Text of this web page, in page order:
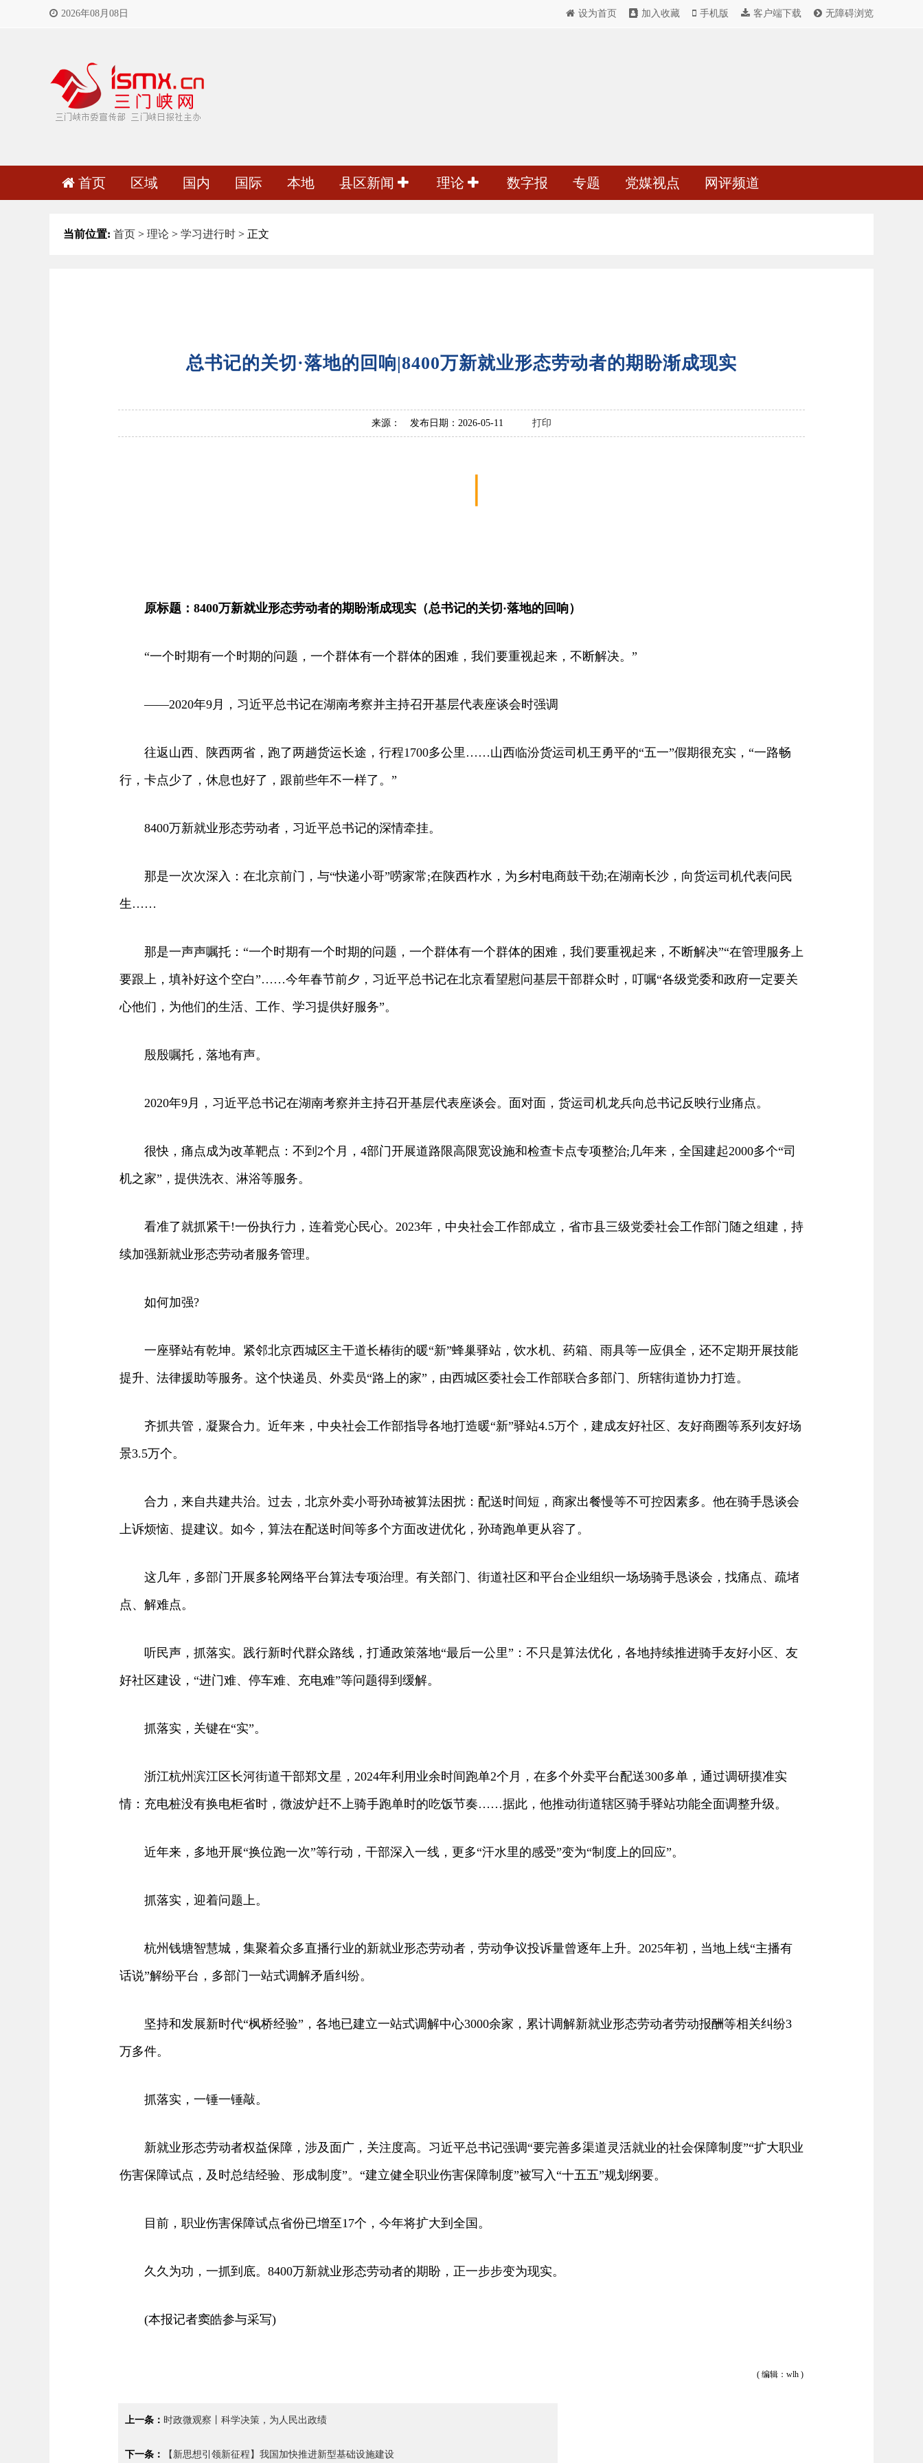
2026年08月08日 设为首页 加入收藏 手机版 客户端下载 无障碍浏览
首页 区域 国内 国际 本地 县区新闻 理论 数字报 专题 党媒视点 网评频道
当前位置: 首页 > 理论 > 学习进行时 > 正文
总书记的关切·落地的回响|8400万新就业形态劳动者的期盼渐成现实
来源： 发布日期：2026-05-11 打印
原标题：8400万新就业形态劳动者的期盼渐成现实（总书记的关切·落地的回响）
“一个时期有一个时期的问题，一个群体有一个群体的困难，我们要重视起来，不断解决。”
——2020年9月，习近平总书记在湖南考察并主持召开基层代表座谈会时强调
往返山西、陕西两省，跑了两趟货运长途，行程1700多公里……山西临汾货运司机王勇平的“五一”假期很充实，“一路畅
行，卡点少了，休息也好了，跟前些年不一样了。”
8400万新就业形态劳动者，习近平总书记的深情牵挂。
那是一次次深入：在北京前门，与“快递小哥”唠家常;在陕西柞水，为乡村电商鼓干劲;在湖南长沙，向货运司机代表问民
生……
那是一声声嘱托：“一个时期有一个时期的问题，一个群体有一个群体的困难，我们要重视起来，不断解决”“在管理服务上
要跟上，填补好这个空白”……今年春节前夕，习近平总书记在北京看望慰问基层干部群众时，叮嘱“各级党委和政府一定要关
心他们，为他们的生活、工作、学习提供好服务”。
殷殷嘱托，落地有声。
2020年9月，习近平总书记在湖南考察并主持召开基层代表座谈会。面对面，货运司机龙兵向总书记反映行业痛点。
很快，痛点成为改革靶点：不到2个月，4部门开展道路限高限宽设施和检查卡点专项整治;几年来，全国建起2000多个“司
机之家”，提供洗衣、淋浴等服务。
看准了就抓紧干!一份执行力，连着党心民心。2023年，中央社会工作部成立，省市县三级党委社会工作部门随之组建，持
续加强新就业形态劳动者服务管理。
如何加强?
一座驿站有乾坤。紧邻北京西城区主干道长椿街的暖“新”蜂巢驿站，饮水机、药箱、雨具等一应俱全，还不定期开展技能
提升、法律援助等服务。这个快递员、外卖员“路上的家”，由西城区委社会工作部联合多部门、所辖街道协力打造。
齐抓共管，凝聚合力。近年来，中央社会工作部指导各地打造暖“新”驿站4.5万个，建成友好社区、友好商圈等系列友好场
景3.5万个。
合力，来自共建共治。过去，北京外卖小哥孙琦被算法困扰：配送时间短，商家出餐慢等不可控因素多。他在骑手恳谈会
上诉烦恼、提建议。如今，算法在配送时间等多个方面改进优化，孙琦跑单更从容了。
这几年，多部门开展多轮网络平台算法专项治理。有关部门、街道社区和平台企业组织一场场骑手恳谈会，找痛点、疏堵
点、解难点。
听民声，抓落实。践行新时代群众路线，打通政策落地“最后一公里”：不只是算法优化，各地持续推进骑手友好小区、友
好社区建设，“进门难、停车难、充电难”等问题得到缓解。
抓落实，关键在“实”。
浙江杭州滨江区长河街道干部郑文星，2024年利用业余时间跑单2个月，在多个外卖平台配送300多单，通过调研摸准实
情：充电桩没有换电柜省时，微波炉赶不上骑手跑单时的吃饭节奏……据此，他推动街道辖区骑手驿站功能全面调整升级。
近年来，多地开展“换位跑一次”等行动，干部深入一线，更多“汗水里的感受”变为“制度上的回应”。
抓落实，迎着问题上。
杭州钱塘智慧城，集聚着众多直播行业的新就业形态劳动者，劳动争议投诉量曾逐年上升。2025年初，当地上线“主播有
话说”解纷平台，多部门一站式调解矛盾纠纷。
坚持和发展新时代“枫桥经验”，各地已建立一站式调解中心3000余家，累计调解新就业形态劳动者劳动报酬等相关纠纷3
万多件。
抓落实，一锤一锤敲。
新就业形态劳动者权益保障，涉及面广，关注度高。习近平总书记强调“要完善多渠道灵活就业的社会保障制度”“扩大职业
伤害保障试点，及时总结经验、形成制度”。“建立健全职业伤害保障制度”被写入“十五五”规划纲要。
目前，职业伤害保障试点省份已增至17个，今年将扩大到全国。
久久为功，一抓到底。8400万新就业形态劳动者的期盼，正一步步变为现实。
(本报记者窦皓参与采写)
( 编辑：wlh )
上一条： 时政微观察丨科学决策，为人民出政绩
下一条： 【新思想引领新征程】我国加快推进新型基础设施建设